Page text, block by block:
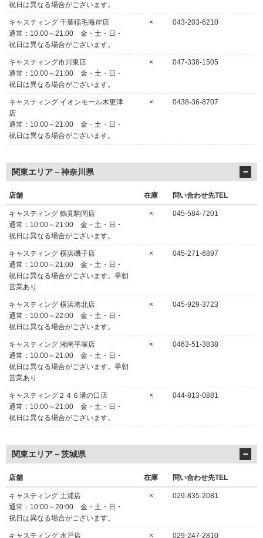
祝日は異なる場合がございます。
キャスティング 千葉稲毛海岸店
通常：10:00～21:00 金・土・日・
祝日は異なる場合がございます。
× 043-203-6210
キャスティング市川東店
通常：10:00～21:00 金・土・日・
祝日は異なる場合がございます。
× 047-338-1505
キャスティング イオンモール木更津
店
通常：10:00～21:00 金・土・日・
祝日は異なる場合がございます。
× 0438-36-8707
関東エリア－神奈川県
店舗 在庫 問い合わせ先TEL
キャスティング 鶴見駒岡店
通常：10:00～21:00 金・土・日・
祝日は異なる場合がございます。
× 045-584-7201
キャスティング 横浜磯子店
通常：10:00～21:00 金・土・日・
祝日は異なる場合がございます。早朝
営業あり
× 045-271-6897
キャスティング 横浜港北店
通常：10:00～22:00 金・土・日・
祝日は異なる場合がございます。
× 045-929-3723
キャスティング 湘南平塚店
通常：10:00～21:00 金・土・日・
祝日は異なる場合がございます。早朝
営業あり
× 0463-51-3838
キャスティング２４６溝の口店
通常：10:00～21:00 金・土・日・
祝日は異なる場合がございます。
× 044-813-0881
関東エリア－茨城県
店舗 在庫 問い合わせ先TEL
キャスティング 土浦店
通常：10:00～20:00 金・土・日・
祝日は異なる場合がございます。
× 029-835-2081
キャスティング 水戸店
× 029-247-2810